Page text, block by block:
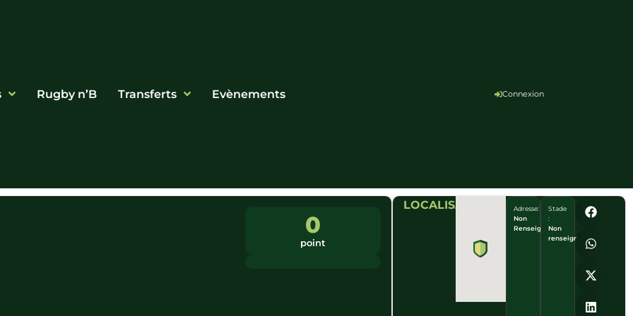
Rugby n’B Transferts Evènements Connexion
0
point
LOCALISATION
Adresse:
Non
Renseigné
Stade
:
Non
renseigné